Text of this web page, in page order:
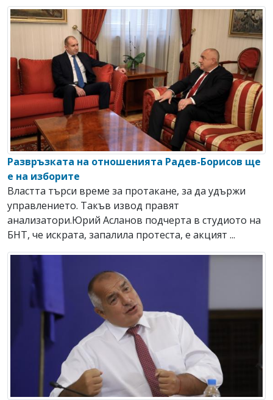
Развръзката на отношенията Радев-Борисов ще
е на изборите
Властта търси време за протакане, за да удържи
управлението. Такъв извод правят
анализатори.Юрий Асланов подчерта в студиото на
БНТ, че искрата, запалила протеста, е акцият ...